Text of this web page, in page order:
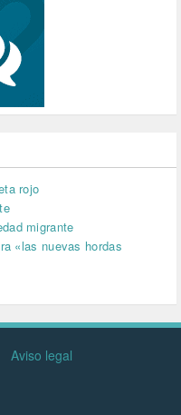
rojo
migrante
«las nuevas hordas
Aviso legal